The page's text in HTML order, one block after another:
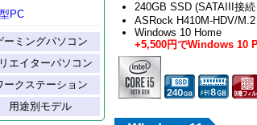
240GB SSD (SATAIII接
ASRock H410M-HDV/
Windows 10 Home
+5,500円でWindows 10
PC
ーミングパソコン
エイターパソコン
ークステーション
用途別モデル